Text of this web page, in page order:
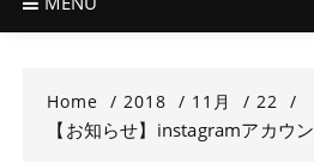
Home 2018 11月 22
【お知らせ】instagramアカウ